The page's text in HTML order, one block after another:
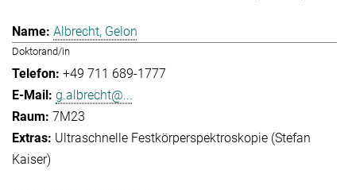
Albrecht, Gelon
Doktorand/in
+49 711 689-1777
g.albrecht@...
7M23
Ultraschnelle Festkörperspektroskopie (Stefan
Kaiser)